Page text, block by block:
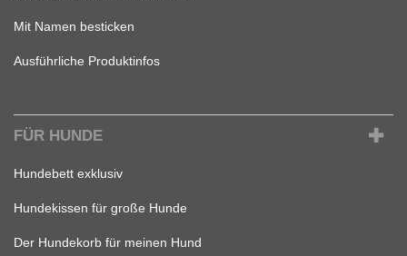
Mit Namen besticken
Ausführliche Produktinfos
FÜR HUNDE
Hundebett exklusiv
Hundekissen für große Hunde
Der Hundekorb für meinen Hund